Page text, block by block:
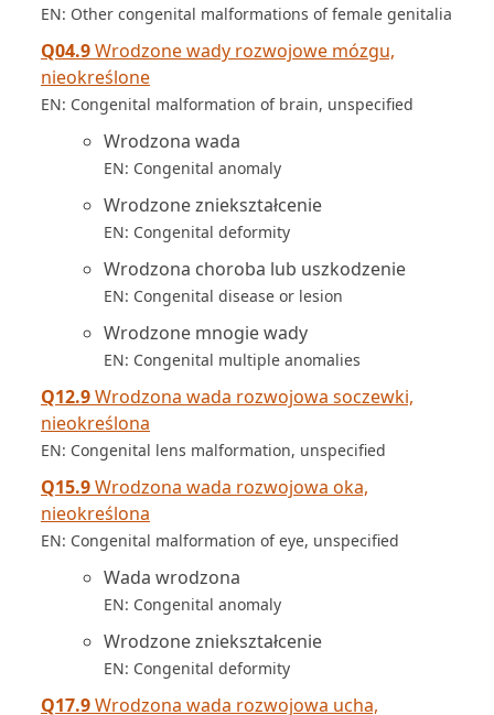
EN: Other congenital malformations of female genitalia
Q04.9Wrodzone wady rozwojowe mózgu,
nieokreślone
EN: Congenital malformation of brain, unspecified
Wrodzona wada
EN: Congenital anomaly
Wrodzone zniekształcenie
EN: Congenital deformity
Wrodzona choroba lub uszkodzenie
EN: Congenital disease or lesion
Wrodzone mnogie wady
EN: Congenital multiple anomalies
Q12.9Wrodzona wada rozwojowa soczewki,
nieokreślona
EN: Congenital lens malformation, unspecified
Q15.9Wrodzona wada rozwojowa oka,
nieokreślona
EN: Congenital malformation of eye, unspecified
Wada wrodzona
EN: Congenital anomaly
Wrodzone zniekształcenie
EN: Congenital deformity
Q17.9Wrodzona wada rozwojowa ucha,